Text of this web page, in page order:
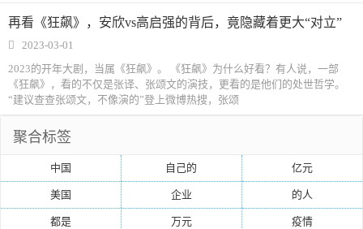
再看《狂飙》，安欣vs高启强的背后，竟隐藏着更大“对立”
2023-03-01
2023的开年大剧，当属《狂飙》。 《狂飙》为什么好看？有人说，一部
《狂飙》，看的不仅是张译、张颂文的演技，更看的是他们的处世哲学。
“建议查查张颂文，不像演的”登上微博热搜，张颂
聚合标签
中国 自己的 亿元
美国 企业 的人
都是 万元 疫情